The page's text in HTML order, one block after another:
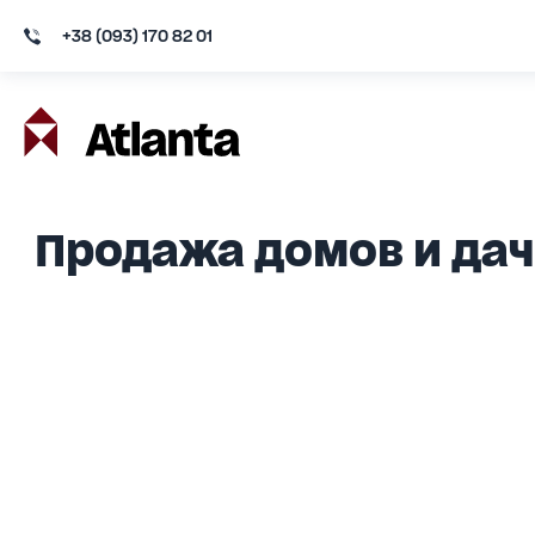
+38 (093) 170 82 01
Продажа домов и